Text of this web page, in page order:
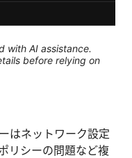
with AI assistance.
before relying on
はネットワーク設定
リシーの問題など複